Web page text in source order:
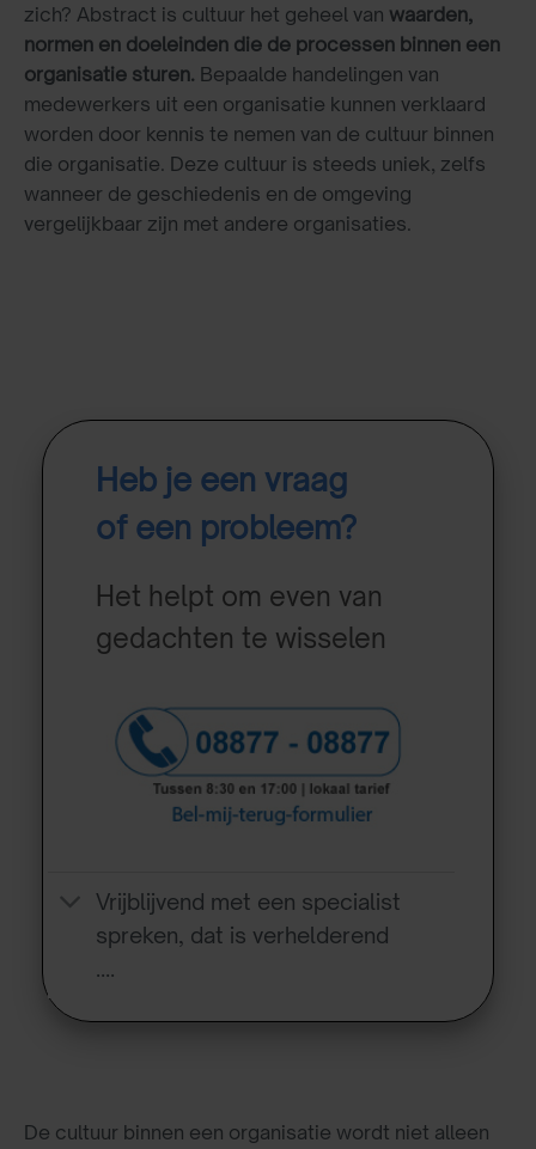
zich? Abstract is cultuur het geheel van waarden,
normen en doeleinden die de processen binnen een
organisatie sturen. Bepaalde handelingen van
medewerkers uit een organisatie kunnen verklaard
worden door kennis te nemen van de cultuur binnen
die organisatie. Deze cultuur is steeds uniek, zelfs
wanneer de geschiedenis en de omgeving
vergelijkbaar zijn met andere organisaties.
Heb je een vraag
of een probleem?
Het helpt om even van
gedachten te wisselen
Vrijblijvend met een specialist
spreken, dat is verhelderend
….
De cultuur binnen een organisatie wordt niet alleen